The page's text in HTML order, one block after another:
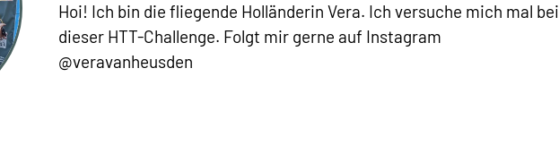
Hoi! Ich bin die fliegende Holländerin Vera. Ich versuche mich mal bei
dieser HTT-Challenge. Folgt mir gerne auf Instagram
@veravanheusden